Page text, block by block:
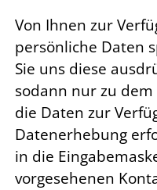
Von Ihnen zur
persönliche Daten
Sie uns diese
sodann nur zu dem
die Daten zur
Datenerhebung
in die
vorgesehenen